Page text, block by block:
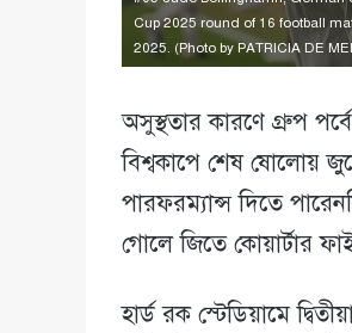
Cup 2025 round of 16 football
2025. (Photo by PATRICIA DE
অসুস্থতার কারণে গ্রুপ
বিশ্বকাপে শেষ ষোলোয়
পারফরম্যান্স দিতে
গোলে জিতে কোয়ার্টার
হার্ড রক স্টেডিয়ামে